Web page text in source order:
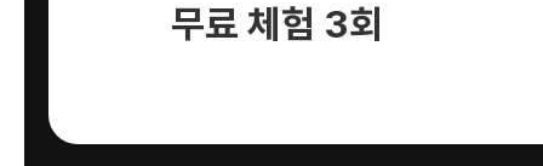
무료 체험 3회